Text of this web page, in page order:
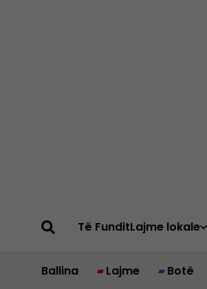
Të FunditLajme lokale
Ballina Lajme Botë